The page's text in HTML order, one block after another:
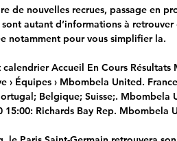
de nouvelles recrues, passage en
autant d’informations à retrouver
notamment pour vous simplifier la.
Accueil En Cours Résultats
› Équipes › Mbombela United.
Belgique; Suisse;. Mbombela
15:00: Richards Bay Rep. Mbombela